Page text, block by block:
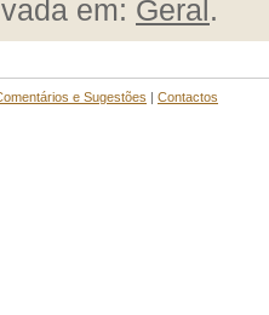
em: Geral.
e Sugestões | Contactos